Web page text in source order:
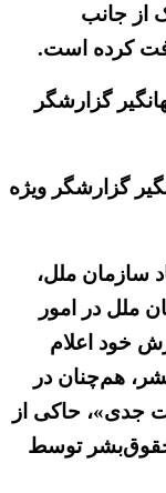
از جانب
کرده است.
گزارشگر ویژه
و کشتار ۶۷در اسناد سازمان ملل،
ملل در امور
خود اعلام
هم‌چنان در
جدی»، حاکی از
توسط